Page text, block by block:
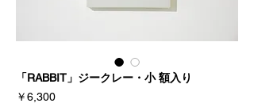
「RABBIT」ジークレー・小 額入り
￥6,300価